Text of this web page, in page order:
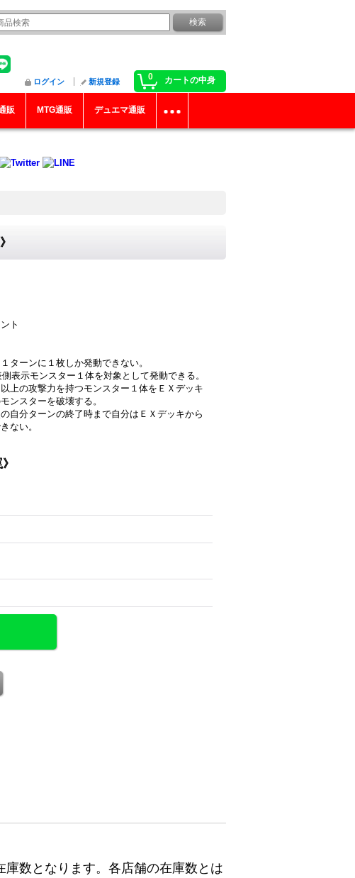
0 カートの中身
ログイン 新規登録
販 MTG通販 デュエマ通販
ト
ターンに１枚しか発動できない。
表示モンスター１体を対象として発動できる。
上の攻撃力を持つモンスター１体をＥＸデッキ
ンスターを破壊する。
自分ターンの終了時まで自分はＥＸデッキから
ない。
数となります。各店舗の在庫数とは